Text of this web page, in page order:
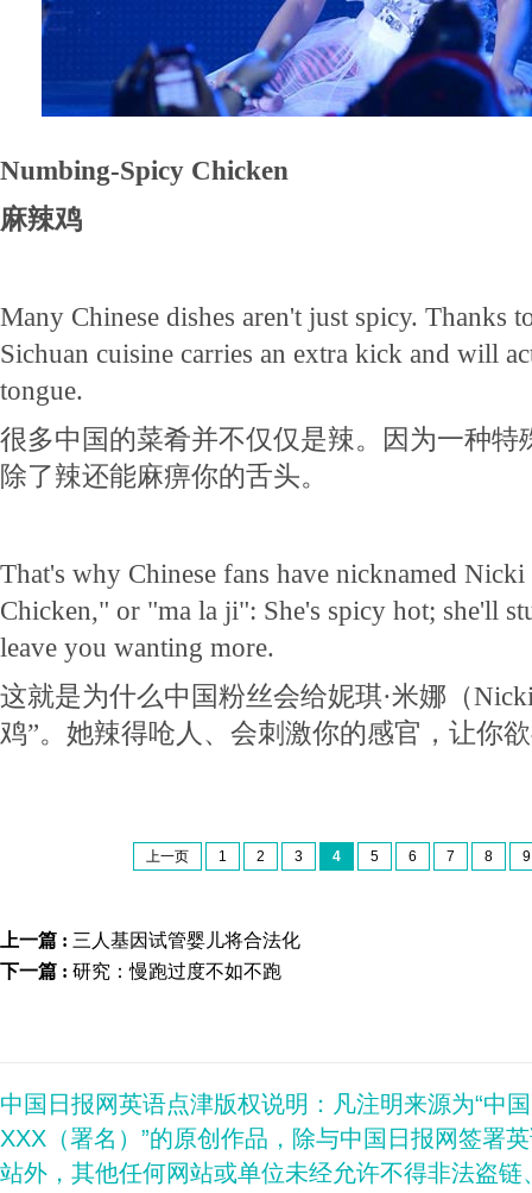
Numbing-Spicy Chicken
麻辣鸡
Many Chinese dishes aren't just spicy. Thanks
Sichuan cuisine carries an extra kick and will
tongue.
很多中国的菜肴并不仅仅是辣。因为一种特
除了辣还能麻痹你的舌头。
That's why Chinese fans have nicknamed
Chicken," or "ma la ji": She's spicy hot; she'll
leave you wanting more.
这就是为什么中国粉丝会给妮琪·米娜（
鸡”。她辣得呛人、会刺激你的感官，让你
上一页 1 2 3 4 5 6 7 8 9
上一篇 : 三人基因试管婴儿将合法化
下一篇 : 研究：慢跑过度不如不跑
中国日报网英语点津版权说明：凡注明来源为“中
XXX（署名）”的原创作品，除与中国日报网签署
站外，其他任何网站或单位未经允许不得非法盗